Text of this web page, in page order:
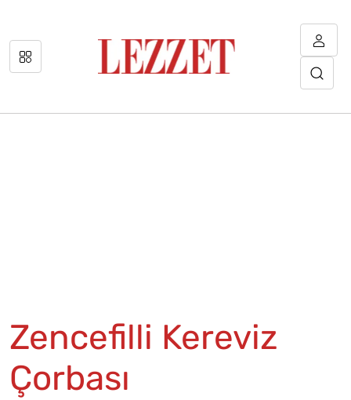
Zencefilli Kereviz
Çorbası